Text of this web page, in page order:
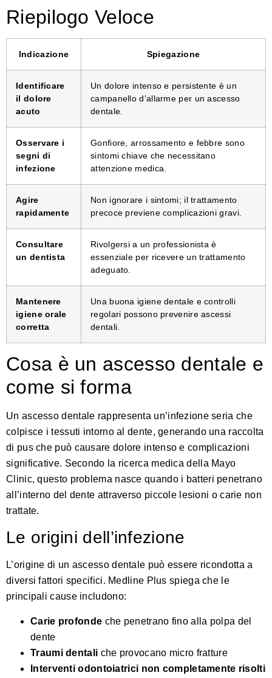
Riepilogo Veloce
Indicazione Spiegazione
Identificare
il dolore
acuto
Un dolore intenso e persistente è un
campanello d’allarme per un ascesso
dentale.
Osservare i
segni di
infezione
Gonfiore, arrossamento e febbre sono
sintomi chiave che necessitano
attenzione medica.
Agire
rapidamente
Non ignorare i sintomi; il trattamento
precoce previene complicazioni gravi.
Consultare
un dentista
Rivolgersi a un professionista è
essenziale per ricevere un trattamento
adeguato.
Mantenere
igiene orale
corretta
Una buona igiene dentale e controlli
regolari possono prevenire ascessi
dentali.
Cosa è un ascesso dentale e
come si forma
Un ascesso dentale rappresenta un’infezione seria che
colpisce i tessuti intorno al dente, generando una raccolta
di pus che può causare dolore intenso e complicazioni
significative. Secondo la ricerca medica della Mayo
Clinic, questo problema nasce quando i batteri penetrano
all’interno del dente attraverso piccole lesioni o carie non
trattate.
Le origini dell’infezione
L’origine di un ascesso dentale può essere ricondotta a
diversi fattori specifici. Medline Plus spiega che le
principali cause includono:
Carie profonde che penetrano fino alla polpa del
dente
Traumi dentali che provocano micro fratture
Interventi odontoiatrici non completamente risolti